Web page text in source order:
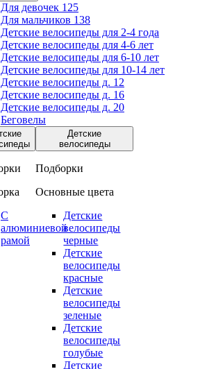
Для девочек 125
Для мальчиков 138
Детские велосипеды для 2-4 года
Детские велосипеды для 4-6 лет
Детские велосипеды для 6-10 лет
Детские велосипеды для 10-14 лет
Детские велосипеды д. 12
Детские велосипеды д. 16
Детские велосипеды д. 20
Беговелы
С
алюминиевой
рамой
Детские
велосипеды
Подборки
Основные цвета
Детские
велосипеды
черные
Детские
велосипеды
красные
Детские
велосипеды
зеленые
Детские
велосипеды
голубые
Детские